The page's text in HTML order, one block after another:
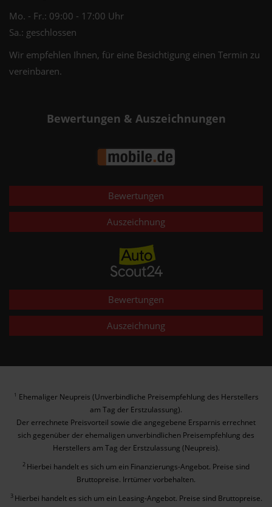
Mo. - Fr.: 09:00 - 17:00 Uhr
Sa.: geschlossen
Wir empfehlen Ihnen, für eine Besichtigung einen Termin zu
vereinbaren.
Bewertungen & Auszeichnungen
Bewertungen
Auszeichnung
Bewertungen
Auszeichnung
1 Ehemaliger Neupreis (Unverbindliche Preisempfehlung des Herstellers
am Tag der Erstzulassung).
Der errechnete Preisvorteil sowie die angegebene Ersparnis errechnet
sich gegenüber der ehemaligen unverbindlichen Preisempfehlung des
Herstellers am Tag der Erstzulassung (Neupreis).
2 Hierbei handelt es sich um ein Finanzierungs-Angebot. Preise sind
Bruttopreise. Irrtümer vorbehalten.
3 Hierbei handelt es sich um ein Leasing-Angebot. Preise sind Bruttopreise.